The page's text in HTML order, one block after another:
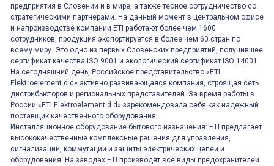
предприятия в Словении и в мире, а также тесное сотрудничество со
стратегическими партнерами. На данный момент в центральном офисе
и напроизводстве компании ETI работают более чем 1600
сотрудников, продукция экспортируется в более чем 60 стран по
всему миру. Это одно из первых Словенских предприятий, получившее
сертификат качества ISO 9001 и экологический сертификат ISO 14001.
На сегодняшний день, Российское представительство «ETI
Elektroelement d.d» активно развивающаяся компания, строящая сеть
дистрибьюторов и региональных представителей. За время работы в
России «ETI Elektroelement d.d» зарекомендовала себя как надежный
поставщик качественного оборудования.
Инсталляционное оборудование бытового назначения: ETI предлагает
высококачественные комплексные решения для управления,
сигнализации, коммутации и защиты электрических цепей и
оборудования. На заводах ETI производят все виды предохранителей